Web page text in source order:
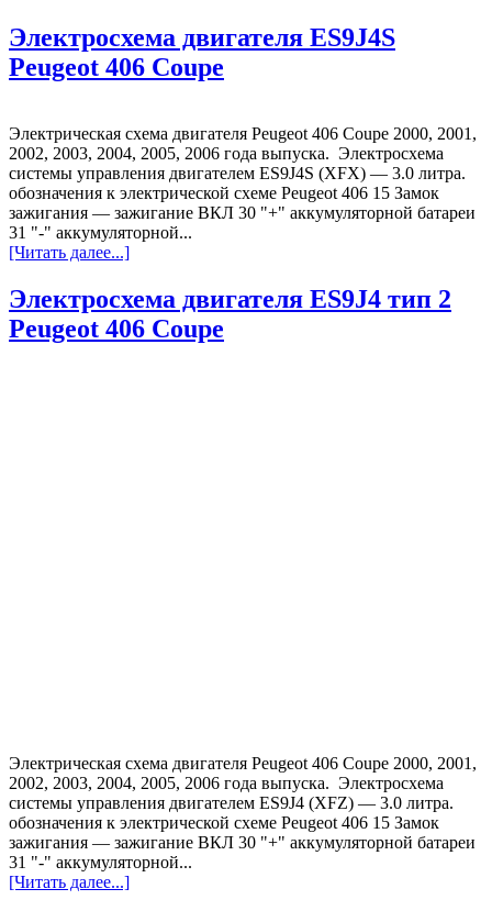
Электросхема двигателя ES9J4S
Peugeot 406 Coupe
Электрическая схема двигателя Peugeot 406 Coupe 2000, 2001,
2002, 2003, 2004, 2005, 2006 года выпуска. Электросхема
системы управления двигателем ES9J4S (XFX) — 3.0 литра.
обозначения к электрической схеме Peugeot 406 15 Замок
зажигания — зажигание ВКЛ 30 "+" аккумуляторной батареи
31 "-" аккумуляторной...
[Читать далее...]
Электросхема двигателя ES9J4 тип 2
Peugeot 406 Coupe
Электрическая схема двигателя Peugeot 406 Coupe 2000, 2001,
2002, 2003, 2004, 2005, 2006 года выпуска. Электросхема
системы управления двигателем ES9J4 (XFZ) — 3.0 литра.
обозначения к электрической схеме Peugeot 406 15 Замок
зажигания — зажигание ВКЛ 30 "+" аккумуляторной батареи
31 "-" аккумуляторной...
[Читать далее...]